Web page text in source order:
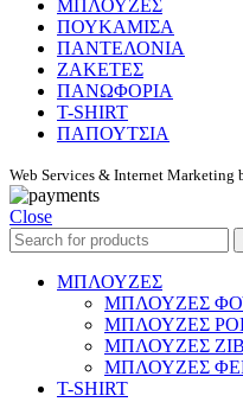
ΜΠΛΟΥΖΕΣ
ΠΟΥΚΑΜΙΣΑ
ΠΑΝΤΕΛΟΝΙΑ
ΖΑΚΕΤΕΣ
ΠΑΝΩΦΟΡΙΑ
T-SHIRT
ΠΑΠΟΥΤΣΙΑ
Web Services & Internet Marketing
Close
ΜΠΛΟΥΖΕΣ
ΜΠΛΟΥΖΕΣ
ΜΠΛΟΥΖΕΣ
ΜΠΛΟΥΖΕΣ
ΜΠΛΟΥΖΕΣ
T-SHIRT